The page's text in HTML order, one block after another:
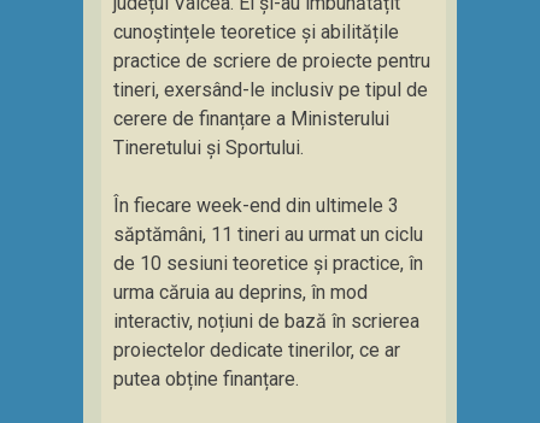
cunoștințele teoretice și abilitățile
practice de scriere de proiecte pentru
tineri, exersând-le inclusiv pe tipul de
cerere de finanțare a Ministerului
Tineretului și Sportului.
În fiecare week-end din ultimele 3
săptămâni, 11 tineri au urmat un ciclu
de 10 sesiuni teoretice și practice, în
urma căruia au deprins, în mod
interactiv, noțiuni de bază în scrierea
proiectelor dedicate tinerilor, ce ar
putea obține finanțare.